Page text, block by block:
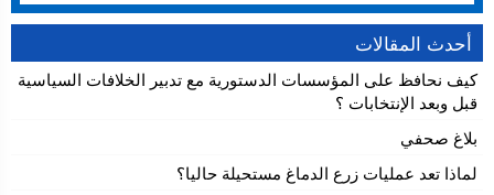
أحدث المقالات
كيف نحافظ على المؤسسات الدستورية مع تدبير الخلافات السياسية
قبل وبعد الإنتخابات ؟
بلاغ صحفي
لماذا تعد عمليات زرع الدماغ مستحيلة حاليا؟